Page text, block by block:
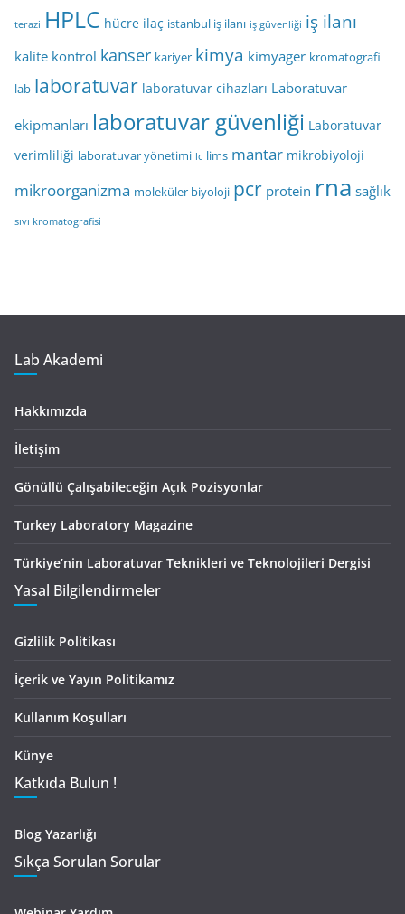
terazi HPLC hücre ilaç istanbul iş ilanı iş güvenliği iş ilanı
kalite kontrol kanser kariyer kimya kimyager kromatografi
lab laboratuvar laboratuvar cihazları Laboratuvar
ekipmanları laboratuvar güvenliği Laboratuvar
verimliliği laboratuvar yönetimi lc lims mantar mikrobiyoloji
mikroorganizma moleküler biyoloji pcr protein rna sağlık
sıvı kromatografisi
Lab Akademi
Hakkımızda
İletişim
Gönüllü Çalışabileceğin Açık Pozisyonlar
Turkey Laboratory Magazine
Türkiye’nin Laboratuvar Teknikleri ve Teknolojileri Dergisi
Yasal Bilgilendirmeler
Gizlilik Politikası
İçerik ve Yayın Politikamız
Kullanım Koşulları
Künye
Katkıda Bulun !
Blog Yazarlığı
Sıkça Sorulan Sorular